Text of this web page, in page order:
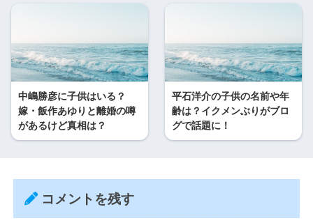
中嶋勝彦に子供はいる？
嫁・飯作あゆりと離婚の噂
があるけど真相は？
平石洋介の子供の名前や年
齢は？イクメンぶりがブロ
グで話題に！
コメントを残す